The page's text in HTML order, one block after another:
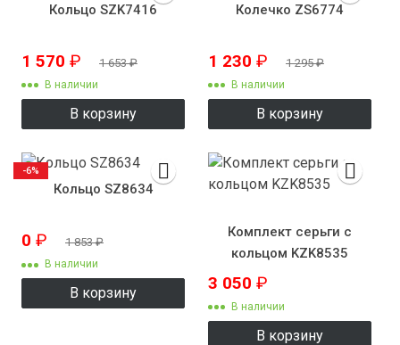
Кольцо SZK7416
1 570 ₽ 1 653₽
В наличии
В корзину
Колечко ZS6774
1 230 ₽ 1 295₽
В наличии
В корзину
Кольцо SZ8634
0 ₽ 1 853₽
В наличии
В корзину
-6%
Комплект серьги с
кольцом KZK8535
3 050 ₽
В наличии
В корзину